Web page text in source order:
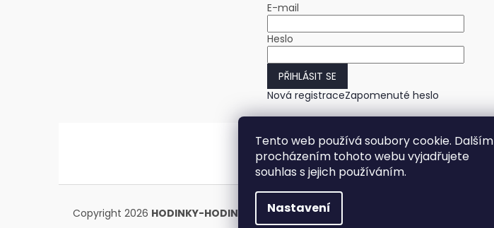
Tento web používá soubory cookie. Dalším
procházením tohoto webu vyjadřujete
souhlas s jejich používáním.
Nastavení
E-mail
Heslo
PŘIHLÁSIT SE
Nová registraceZapomenuté heslo
Copyright 2026 HODINKY-HODINY.cz . Všechna práva vyhrazena.